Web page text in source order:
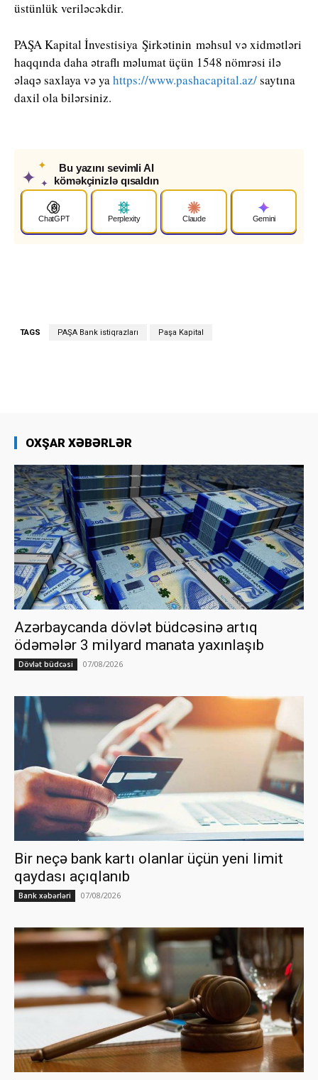
üstünlük veriləcəkdir.
PAŞA Kapital İnvestisiya Şirkətinin məhsul və xidmətləri
haqqında daha ətraflı məlumat üçün 1548 nömrəsi ilə
əlaqə saxlaya və yahttps://www.pashacapital.az/saytına
daxil ola bilərsiniz.
✦
✦
✦
Bu yazını sevimli AI
köməkçinizlə qısaldın
ChatGPT Perplexity Claude Gemini
TAGS PAŞA Bank istiqrazları Paşa Kapital
OXŞAR XƏBƏRLƏR
Azərbaycanda dövlət büdcəsinə artıq
ödəmələr 3 milyard manata yaxınlaşıb
Dövlət büdcəsi 07/08/2026
Bir neçə bank kartı olanlar üçün yeni limit
qaydası açıqlanıb
Bank xəbərləri 07/08/2026